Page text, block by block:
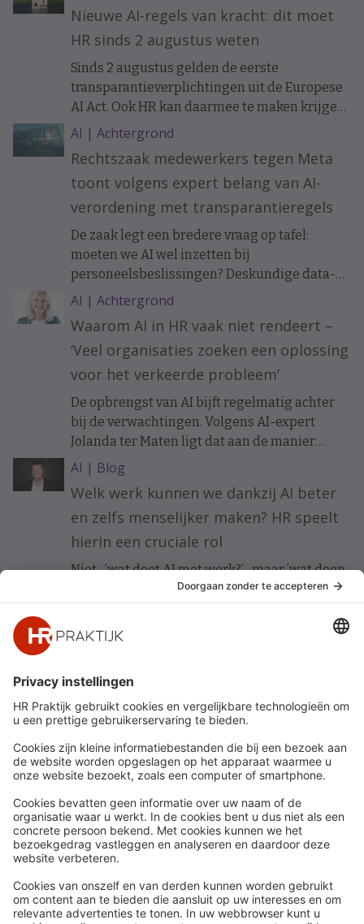
Nieuwe AI-regels van kracht: dit moet
HR sinds 2 augustus weten
Sinds 2 augustus gelden de eerste
transparantieverplichtingen uit de Europese
AI Act. Ook HR kan daarmee te maken krijgen.
Bijvoorbeeld als sollicitanten of medewerkers
communiceren met een AI-chatbot. Wat
verandert er precies en wanneer moet je
mensen informeren?
AI | Achtergrond
Rechtszaak medewerkers tegen Meta
toont volgens expert belang van AI-
verordening met transparantieregels
De zaak legt een bredere vraag op tafel:
moeten we AI wel inzetten bij
personeelsbeslissingen? Deskundige data-
ethiek Koen Versmissen maant tot
voorzichtigheid.
AI | Achtergrond
Waarom AI in HR vaak niet rendeert –
‘Veel organisaties zoeken een oplossing
voor het verkeerde probleem’
De opbrengst van AI bijft regelmatig achter
bij de verwachtingen. Volgens AI-expert
Jolanda ter Maten ligt dat aan de manier
waarop organisaties ermee beginnen.
AI | Blog
Welk werk kunnen we dankzij AI beter
en zelfs menselijker maken? HR speelt
hierin een cruciale rol
Niet ’wat doet AI met werk?’ maar ’wat doen
wij met AI om werk beter te maken?’ Vijf HR-
principes voor werkgeluk in een AI-gedreven
organisatie.
Snel naar
Nieuws
Whitepapers
Webinars
Word lid
Contact
Meer
HR Academy
HR Podcast
CHRO
HR Day
Volg Ons